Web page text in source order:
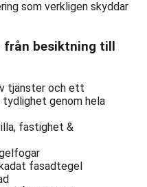
som verkligen skyddar
besiktning till
tjänster och ett
genom hela
fastighet &
fasadtegel